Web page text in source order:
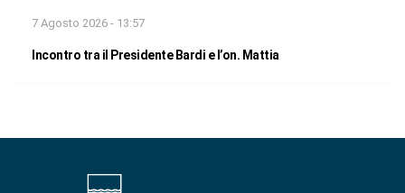
7 Agosto 2026 - 13:57
Incontro tra il Presidente Bardi e l’on. Mattia